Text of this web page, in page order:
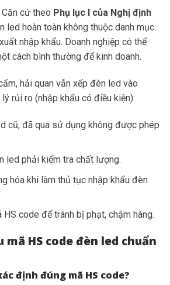
Căn cứ theo Phụ lục I của Nghị định
led hoàn toàn không thuộc danh mục
nhập khẩu. Doanh nghiệp có thể
cách bình thường để kinh doanh.
hải quan vẫn xếp đèn led vào
rủi ro (nhập khẩu có điều kiện):
cũ, đã qua sử dụng không được phép
led phải kiểm tra chất lượng.
hóa khi làm thủ tục nhập khẩu đèn
HS code để tránh bị phạt, chậm hàng.
mã HS code đèn led chuẩn
định đúng mã HS code?